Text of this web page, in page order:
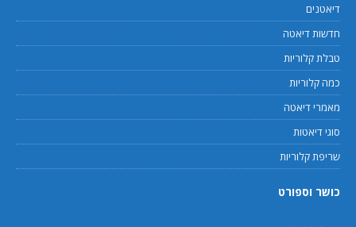
דיאטנים
חדשות דיאטה
טבלת קלוריות
כמה קלוריות
מאמרי דיאטה
סוגי דיאטות
שריפת קלוריות
כושר וספורט